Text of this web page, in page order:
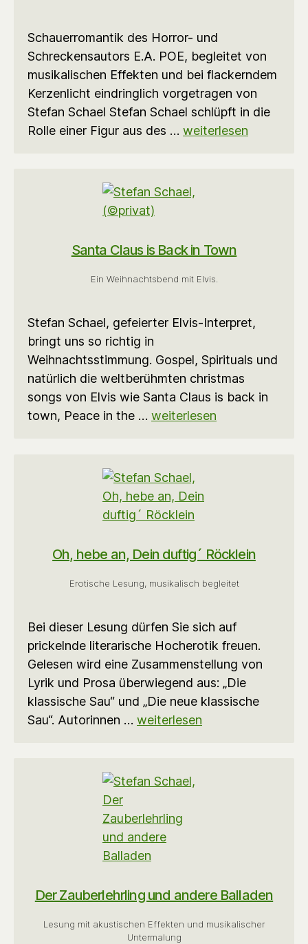
Schauerromantik des Horror- und
Schreckensautors E.A. POE, begleitet von
musikalischen Effekten und bei flackerndem
Kerzenlicht eindringlich vorgetragen von
Stefan Schael Stefan Schael schlüpft in die
Rolle einer Figur aus des … weiterlesen
Santa Claus is Back in Town
Ein Weihnachtsbend mit Elvis.
Stefan Schael, gefeierter Elvis-Interpret,
bringt uns so richtig in
Weihnachtsstimmung. Gospel, Spirituals und
natürlich die weltberühmten christmas
songs von Elvis wie Santa Claus is back in
town, Peace in the … weiterlesen
Oh, hebe an, Dein duftig´ Röcklein
Erotische Lesung, musikalisch begleitet
Bei dieser Lesung dürfen Sie sich auf
prickelnde literarische Hocherotik freuen.
Gelesen wird eine Zusammenstellung von
Lyrik und Prosa überwiegend aus: „Die
klassische Sau“ und „Die neue klassische
Sau“. Autorinnen … weiterlesen
Der Zauberlehrling und andere Balladen
Lesung mit akustischen Effekten und musikalischer
Untermalung